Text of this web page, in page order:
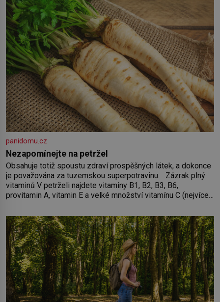
panidomu.cz
Nezapomínejte na petržel
Obsahuje totiž spoustu zdraví prospěšných látek, a dokonce
je považována za tuzemskou superpotravinu. Zázrak plný
vitaminů V petrželi najdete vitaminy B1, B2, B3, B6,
provitamin A, vitamin E a velké množství vitamínu C (nejvíce
také, ale je ho desetkrát méně), a kyselinu listovou. Ale